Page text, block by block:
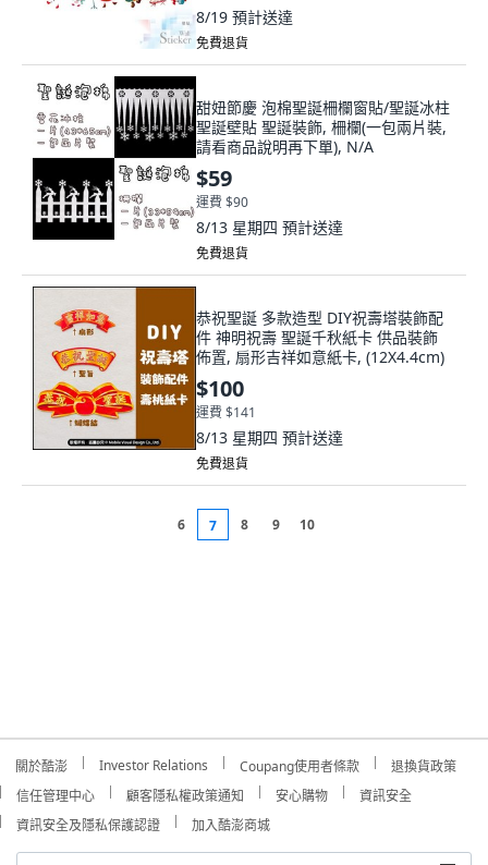
8/19 預計送達
免費退貨
甜妞節慶 泡棉聖誕柵欄窗貼/聖誕冰柱
聖誕壁貼 聖誕裝飾, 柵欄(一包兩片裝,
請看商品說明再下單), N/A
$59
運費 $90
8/13 星期四 預計送達
免費退貨
恭祝聖誕 多款造型 DIY祝壽塔裝飾配
件 神明祝壽 聖誕千秋紙卡 供品裝飾
佈置, 扇形吉祥如意紙卡, (12X4.4cm)
$100
運費 $141
8/13 星期四 預計送達
免費退貨
6 7 8 9 10
關於酷澎 Investor Relations Coupang使用者條款
退換貨政策
信任管理中心
顧客隱私權政策通知 安心購物
資訊安全
資訊安全及隱私保護認證
加入酷澎商城